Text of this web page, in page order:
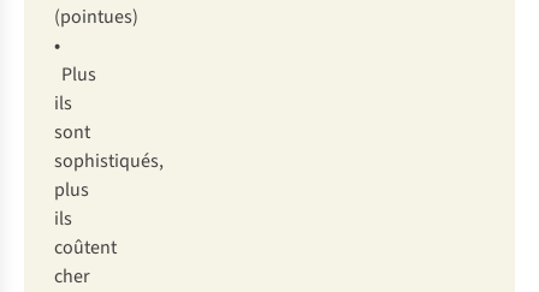
(pointues)
•
Plus
ils
sont
sophistiqués,
plus
ils
coûtent
cher